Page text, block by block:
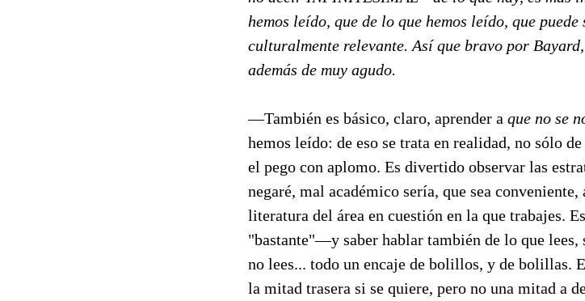
hemos leído, que de lo que hemos leído, que
culturalmente relevante. Así que bravo por
además de muy agudo.
—También es básico, claro, aprender a que no se
hemos leído: de eso se trata en realidad, no sólo
el pego con aplomo. Es divertido observar las
negaré, mal académico sería, que sea
literatura del área en cuestión en la que trabajes.
"bastante"—y saber hablar también de lo que
no lees... todo un encaje de bolillos, y de bolillas.
la mitad trasera si se quiere, pero no una mitad a